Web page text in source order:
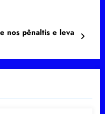
nos pênaltis e leva